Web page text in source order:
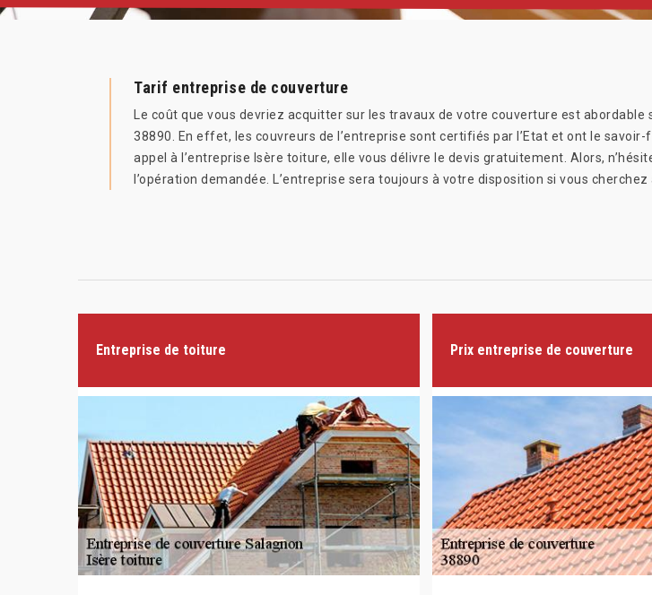
Tarif entreprise de couverture
Le coût que vous devriez acquitter sur les travaux de votre couverture est
38890. En effet, les couvreurs de l’entreprise sont certifiés par l’Etat et ont le
appel à l’entreprise Isère toiture, elle vous délivre le devis gratuitement. Alors,
l’opération demandée. L’entreprise sera toujours à votre disposition si vous
Entreprise de toiture Prix entreprise de couverture